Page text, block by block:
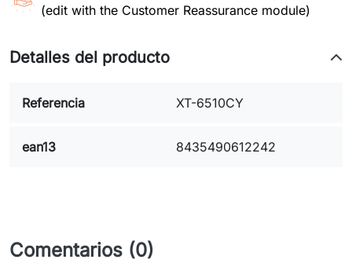
(edit with the Customer Reassurance module)
Detalles del producto
Referencia XT-6510CY
ean13 8435490612242
Comentarios (0)